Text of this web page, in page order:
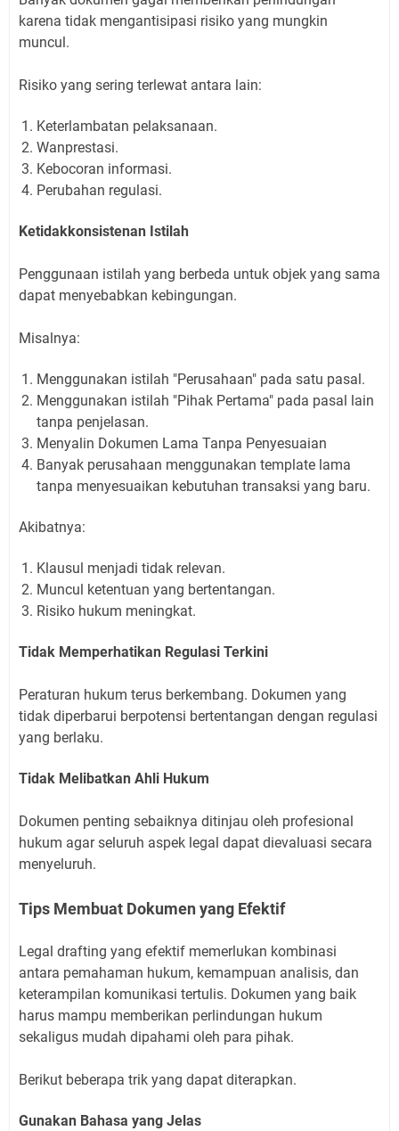
karena tidak mengantisipasi risiko yang mungkin
muncul.
Risiko yang sering terlewat antara lain:
Keterlambatan pelaksanaan.
Wanprestasi.
Kebocoran informasi.
Perubahan regulasi.
Ketidakkonsistenan Istilah
Penggunaan istilah yang berbeda untuk objek yang sama
dapat menyebabkan kebingungan.
Misalnya:
Menggunakan istilah "Perusahaan" pada satu pasal.
Menggunakan istilah "Pihak Pertama" pada pasal lain
tanpa penjelasan.
Menyalin Dokumen Lama Tanpa Penyesuaian
Banyak perusahaan menggunakan template lama
tanpa menyesuaikan kebutuhan transaksi yang baru.
Akibatnya:
Klausul menjadi tidak relevan.
Muncul ketentuan yang bertentangan.
Risiko hukum meningkat.
Tidak Memperhatikan Regulasi Terkini
Peraturan hukum terus berkembang. Dokumen yang
tidak diperbarui berpotensi bertentangan dengan regulasi
yang berlaku.
Tidak Melibatkan Ahli Hukum
Dokumen penting sebaiknya ditinjau oleh profesional
hukum agar seluruh aspek legal dapat dievaluasi secara
menyeluruh.
Tips Membuat Dokumen yang Efektif
Legal drafting yang efektif memerlukan kombinasi
antara pemahaman hukum, kemampuan analisis, dan
keterampilan komunikasi tertulis. Dokumen yang baik
harus mampu memberikan perlindungan hukum
sekaligus mudah dipahami oleh para pihak.
Berikut beberapa trik yang dapat diterapkan.
Gunakan Bahasa yang Jelas